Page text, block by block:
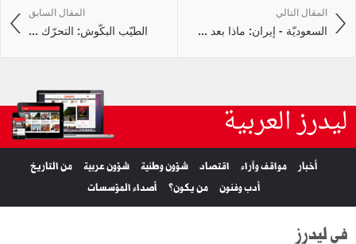
المقال السابق
الطيّب البكّوش: التحرّك ...
المقال التالي
السعوديّة - إيران: ماذا بعد ...
ليدرز العربية
أخبار مواقف وآراء اقتصاد شؤون وطنية شؤون عربية
من التاريخ
أدب وفنون
من يكون؟ أصداء المؤسسات
في ليدرز